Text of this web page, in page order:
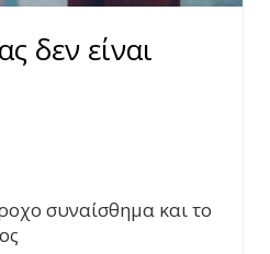
δεν είναι
συναίσθημα και το